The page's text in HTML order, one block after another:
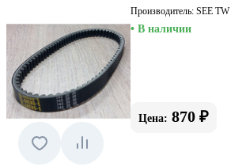
Производитель:SEE TW
• В наличии
Цена: 870 ₽